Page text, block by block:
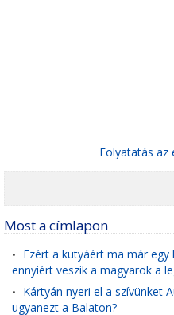
Folyatatás az
Most a címlapon
• Ezért a kutyáért ma már
ennyiért veszik a magyarok a
• Kártyán nyeri el a szívünket
ugyanezt a Balaton?